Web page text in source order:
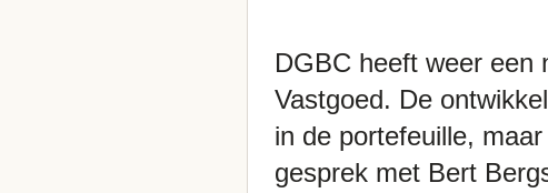
DGBC heeft weer een
Vastgoed. De
in de portefeuille,
gesprek met Bert